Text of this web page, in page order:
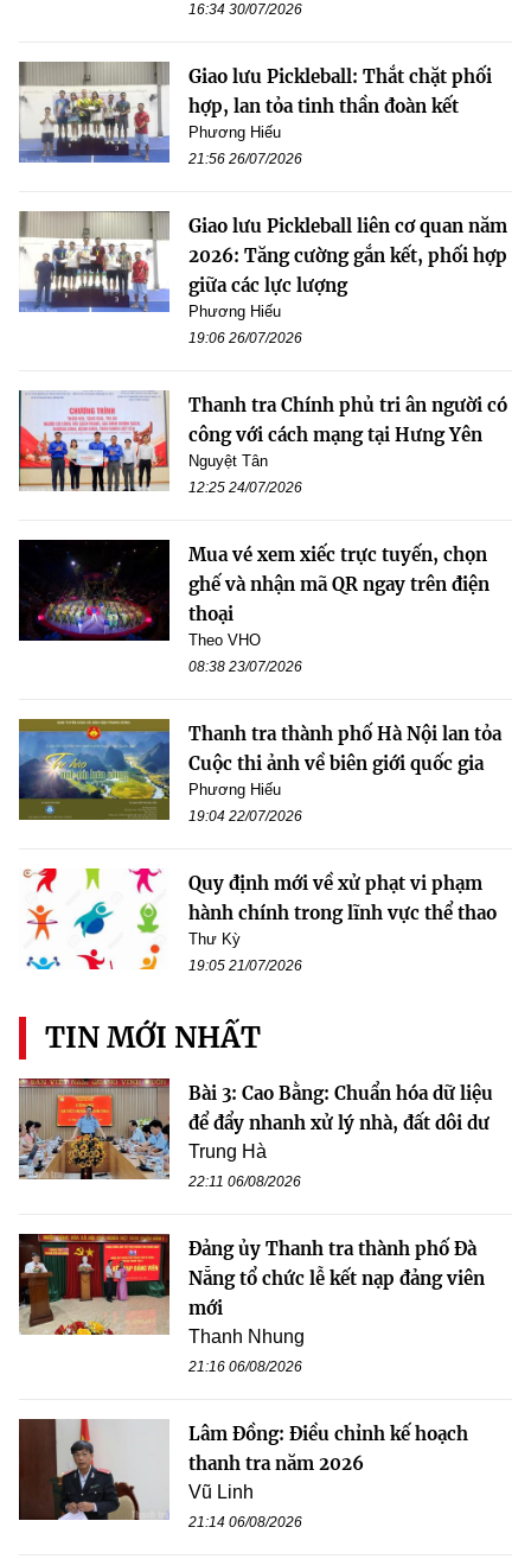
16:34 30/07/2026
Giao lưu Pickleball: Thắt chặt phối
hợp, lan tỏa tinh thần đoàn kết
Phương Hiếu
21:56 26/07/2026
Giao lưu Pickleball liên cơ quan năm
2026: Tăng cường gắn kết, phối hợp
giữa các lực lượng
Phương Hiếu
19:06 26/07/2026
Thanh tra Chính phủ tri ân người có
công với cách mạng tại Hưng Yên
Nguyệt Tân
12:25 24/07/2026
Mua vé xem xiếc trực tuyến, chọn
ghế và nhận mã QR ngay trên điện
thoại
Theo VHO
08:38 23/07/2026
Thanh tra thành phố Hà Nội lan tỏa
Cuộc thi ảnh về biên giới quốc gia
Phương Hiếu
19:04 22/07/2026
Quy định mới về xử phạt vi phạm
hành chính trong lĩnh vực thể thao
Thư Kỳ
19:05 21/07/2026
TIN MỚI NHẤT
Bài 3: Cao Bằng: Chuẩn hóa dữ liệu
để đẩy nhanh xử lý nhà, đất dôi dư
Trung Hà
22:11 06/08/2026
Đảng ủy Thanh tra thành phố Đà
Nẵng tổ chức lễ kết nạp đảng viên
mới
Thanh Nhung
21:16 06/08/2026
Lâm Đồng: Điều chỉnh kế hoạch
thanh tra năm 2026
Vũ Linh
21:14 06/08/2026